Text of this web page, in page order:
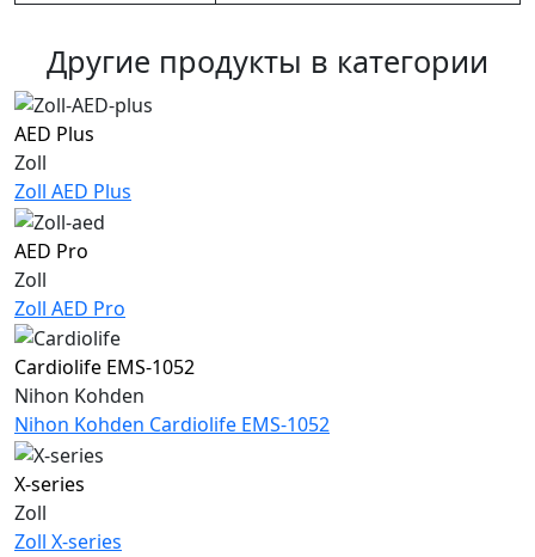
Другие продукты в категории
AED Plus
Zoll
Zoll AED Plus
AED Pro
Zoll
Zoll AED Pro
Cardiolife EMS-1052
Nihon Kohden
Nihon Kohden Cardiolife EMS-1052
X-series
Zoll
Zoll X-series